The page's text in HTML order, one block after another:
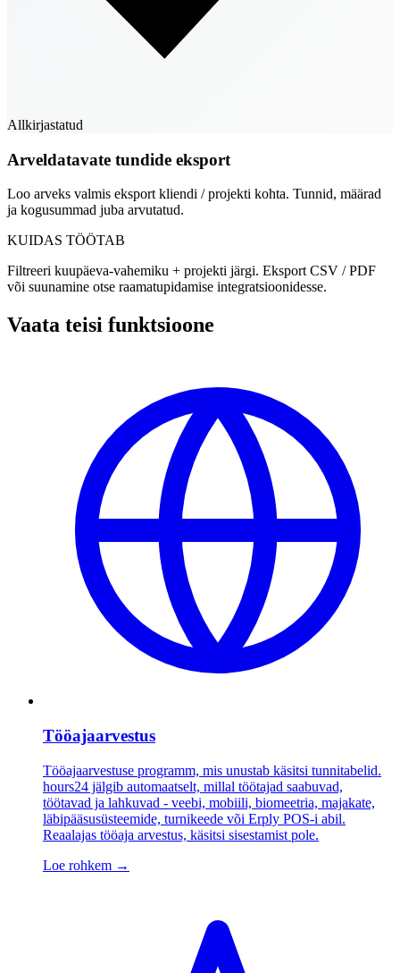
Allkirjastatud
Arveldatavate tundide eksport
Loo arveks valmis eksport kliendi / projekti kohta. Tunnid, määrad
ja kogusummad juba arvutatud.
KUIDAS TÖÖTAB
Filtreeri kuupäeva-vahemiku + projekti järgi. Eksport CSV / PDF
või suunamine otse raamatupidamise integratsioonidesse.
Vaata teisi funktsioone
Tööajaarvestus
Tööajaarvestuse programm, mis unustab käsitsi tunnitabelid.
hours24 jälgib automaatselt, millal töötajad saabuvad,
töötavad ja lahkuvad - veebi, mobiili, biomeetria, majakate,
läbipääsusüsteemide, turnikeede või Erply POS-i abil.
Reaalajas tööaja arvestus, käsitsi sisestamist pole.
Loe rohkem →